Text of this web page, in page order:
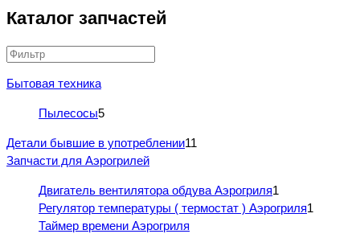
Каталог запчастей
Бытовая техника
Пылесосы5
Детали бывшие в употреблении11
Запчасти для Аэрогрилей
Двигатель вентилятора обдува Аэрогриля1
Регулятор температуры ( термостат ) Аэрогриля1
Таймер времени Аэрогриля